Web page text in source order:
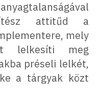
attitűd a
mely
lelkesíti meg
préseli lelkét,
a tárgyak közt